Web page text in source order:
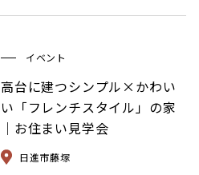
イベント
高台に建つシンプル×かわい
い「フレンチスタイル」の家
｜お住まい見学会
日進市藤塚